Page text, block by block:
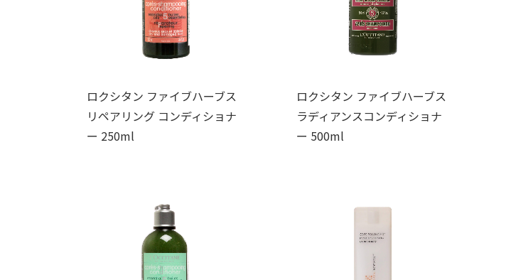
ロクシタン ファイブハーブス
リペアリング コンディショナ
ー 250ml
ロクシタン ファイブハーブス
ラディアンスコンディショナ
ー 500ml